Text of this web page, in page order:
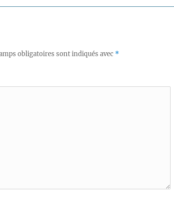
obligatoires sont indiqués avec *